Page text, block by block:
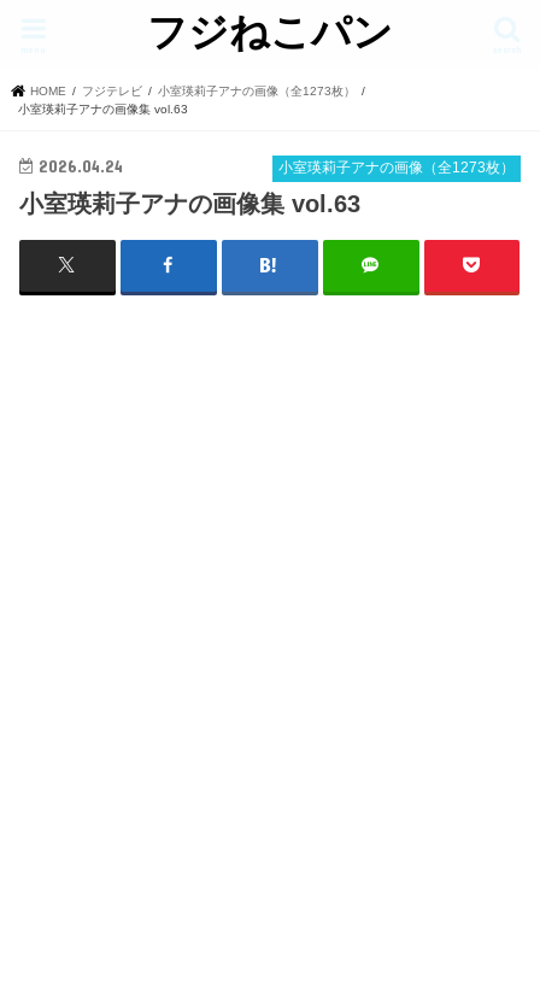
フジねこパン
HOME フジテレビ
小室瑛莉子アナの画像（全1273枚）
小室瑛莉子アナの画像集 vol.63
小室瑛莉子アナの画像（全1273枚）
2026.04.24
小室瑛莉子アナの画像集 vol.63